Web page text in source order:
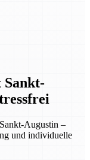
Sankt-
Augustin –
und individuelle